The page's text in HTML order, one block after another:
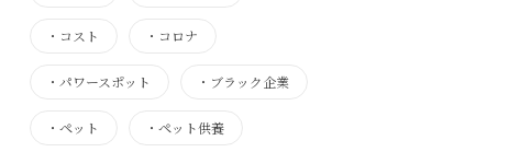
・ コスト ・ コロナ
・ パワースポット ・ ブラック企業
・ ペット ・ ペット供養